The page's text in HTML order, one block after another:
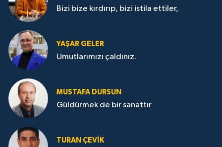
Bizi bize kırdırıp, bizi istila ettiler,
YAŞAR GELER
Umutlarımızı çaldınız.
MUSTAFA DURSUN
Güldürmek de bir sanattır
TURAN ÇEVİK